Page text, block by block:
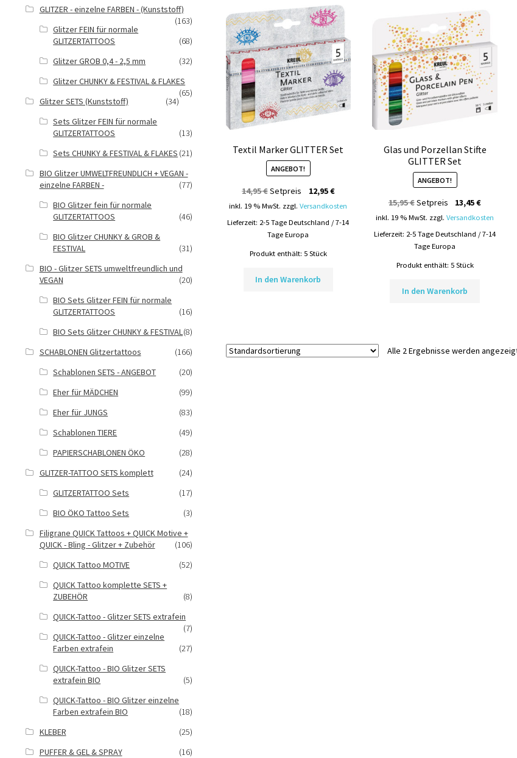
Textil Marker GLITTER Set
ANGEBOT!
14,95€Ursprünglicher
Preis
14,95 €
Setpreis 12,95€Aktueller
Preis
inkl. 19 % MwSt. zzgl.Versandkosten
Lieferzeit: 2-5 Tage Deutschland / 7-14
Tage Europa
Produkt enthält: 5 Stück
In den Warenkorb
Glas und Porzellan Stifte
GLITTER Set
ANGEBOT!
15,95€Ursprünglicher
Preis
15,95 €
Setpreis 13,45€Aktueller
Preis
inkl. 19 % MwSt. zzgl.Versandkosten
Lieferzeit: 2-5 Tage Deutschland / 7-14
Tage Europa
Produkt enthält: 5 Stück
In den Warenkorb
Alle 2 Ergebnisse werden
GLITZER - einzelne FARBEN - (Kunststoff)
(163)
Glitzer FEIN für normale
GLITZERTATTOOS
(68)
Glitzer GROB 0,4 - 2,5 mm
(32)
Glitzer CHUNKY & FESTIVAL & FLAKES
(65)
Glitzer SETS (Kunststoff)
(34)
Sets Glitzer FEIN für normale
GLITZERTATTOOS
(13)
Sets CHUNKY & FESTIVAL & FLAKES (21)
BIO Glitzer UMWELTFREUNDLICH + VEGAN -
einzelne FARBEN -
(77)
BIO Glitzer fein für normale
GLITZERTATTOOS
(46)
BIO Glitzer CHUNKY & GROB &
FESTIVAL
(31)
BIO - Glitzer SETS umweltfreundlich und
VEGAN
(20)
BIO Sets Glitzer FEIN für normale
GLITZERTATTOOS
(16)
BIO Sets Glitzer CHUNKY & FESTIVAL(8)
SCHABLONEN Glitzertattoos
(166)
Schablonen SETS - ANGEBOT
(20)
Eher für MÄDCHEN
(99)
Eher für JUNGS
(83)
Schablonen TIERE
(49)
PAPIERSCHABLONEN ÖKO
(28)
GLITZER-TATTOO SETS komplett
(24)
GLITZERTATTOO Sets
(17)
BIO ÖKO Tattoo Sets
(3)
Filigrane QUICK Tattoos + QUICK Motive +
QUICK - Bling - Glitzer + Zubehör
(106)
QUICK Tattoo MOTIVE
(52)
QUICK Tattoo komplette SETS +
ZUBEHÖR
(8)
QUICK-Tattoo - Glitzer SETS extrafein
(7)
QUICK-Tattoo - Glitzer einzelne
Farben extrafein
(27)
QUICK-Tattoo - BIO Glitzer SETS
extrafein BIO
(5)
QUICK-Tattoo - BIO Glitzer einzelne
Farben extrafein BIO
(18)
KLEBER
(25)
PUFFER & GEL & SPRAY
(16)